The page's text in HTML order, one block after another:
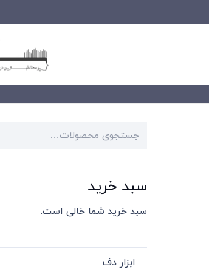
جستجو
سبد خرید
سبد خرید شما خالی است.
ابزار دف